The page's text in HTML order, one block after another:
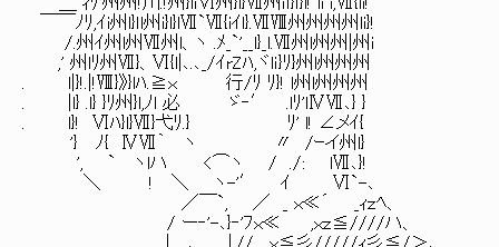
￣￣ﾉﾘ,ｲi州l}ｌl州i}l}lⅦ`Ⅶ{iｲl}.ⅦⅧ州州州州li}!
/.州ｲ州l州Ⅶ州l、ヽ .ﾒ_`'__l}_l.Ⅶ州l州州|州i
,' 州lﾘ州Ⅶ}、Ⅵ{l|､.､_/ｲrZﾊ,ヾlｉ}ﾘ}州l州州州
. l|}!.|!Ⅷ}》}lﾊ.≧ｘ 行/ﾘ ﾘ}! l州l州州州
. |l} .l} }ﾘ州}l,ﾉl 必 ゞ‐′ .lﾘ'lⅣⅦ､} }
. l}! Ⅵﾊ}l}Ⅶ}弋ﾘ.} ﾘ' l! ∠メｲ{
'} ﾉ{ ⅣⅦ｀ ヽ 〃 /ｰイ州l}
', ` ヽlハ <⌒ヽ / ./: lⅦ､}!
＼ ! ＼ ヽ-'′ ｲ Ⅵ`-､
／￣`, ／ _ ｘ≪´ _ｨｚﾍ、
/ ー‐'-､}‐'ﾌｘ≪ ,ｘｚ≦////ハ、